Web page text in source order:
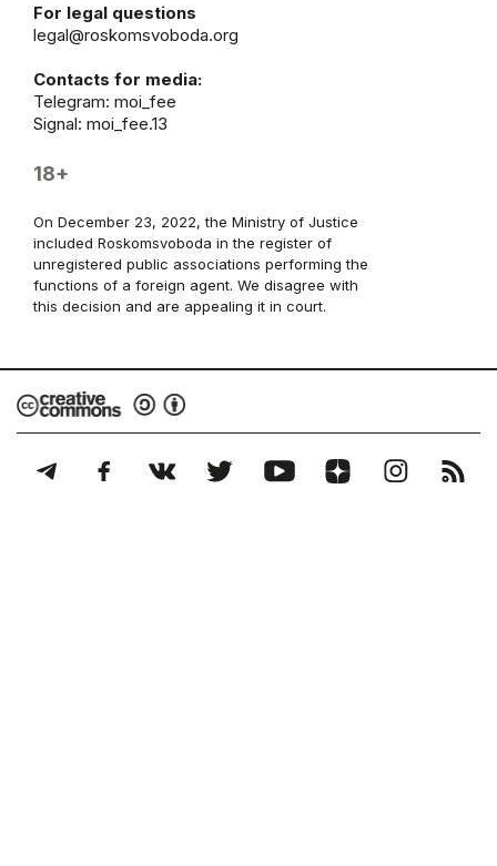
For legal questions
legal@roskomsvoboda.org
Contacts for media:
Telegram: moi_fee
Signal: moi_fee.13
18+
On December 23, 2022, the Ministry of Justice
included Roskomsvoboda in the register of
unregistered public associations performing the
functions of a foreign agent. We disagree with
this decision and are appealing it in court.